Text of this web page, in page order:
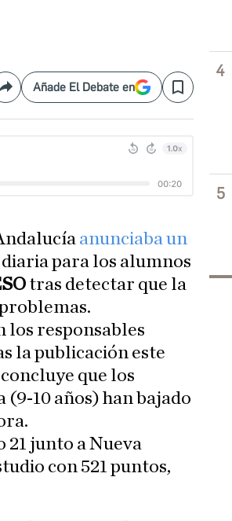
CompartirAñade El Debate en Save
anunciaba un
para los alumnos
tras detectar que la
los responsables
la publicación este
concluye que los
(9-10 años) han bajado
21 junto a Nueva
con 521 puntos,